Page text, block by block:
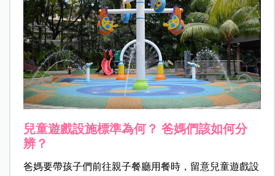
兒童遊戲設施標準為何？ 爸媽們該如何分
辨？
爸媽要帶孩子們前往親子餐廳用餐時，留意兒童遊戲設